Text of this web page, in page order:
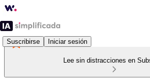
Suscribirse Iniciar sesión
Lee sin distracciones en